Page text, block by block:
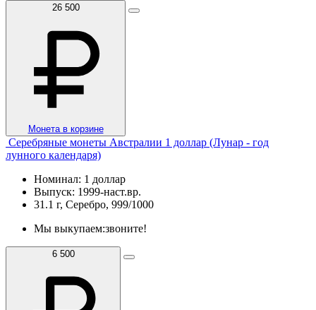
26 500
Монета в корзине
Серебряные монеты Австралии 1 доллар (Лунар - год
лунного календаря)
Номинал: 1 доллар
Выпуск: 1999-наст.вр.
31.1 г, Серебро, 999/1000
Мы выкупаем:звоните!
6 500